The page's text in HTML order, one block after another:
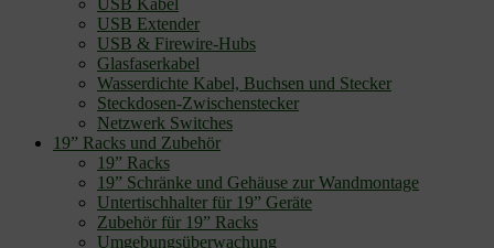
USB Kabel
USB Extender
USB & Firewire-Hubs
Glasfaserkabel
Wasserdichte Kabel, Buchsen und Stecker
Steckdosen-Zwischenstecker
Netzwerk Switches
19” Racks und Zubehör
19” Racks
19” Schränke und Gehäuse zur Wandmontage
Untertischhalter für 19” Geräte
Zubehör für 19” Racks
Umgebungsüberwachung